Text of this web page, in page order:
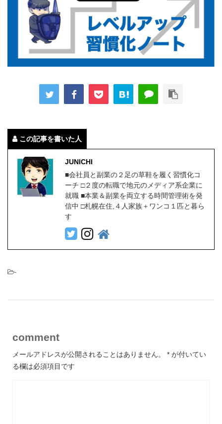
この記事を書いた人
JUNICHI
■会社員と副業の２足の草鞋を履く習慣化コ
ーチ □２度の転職で地元のメディア系企業に
就職 ■本業＆副業を両立する時間管理術を発
信中 □札幌在住,４人家族＋ワンコ１匹と暮ら
す
-
comment
メールアドレスが公開されることはありません。 * が付いてい
る欄は必須項目です